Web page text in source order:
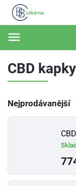
CBD kapky
Nejprodávanější